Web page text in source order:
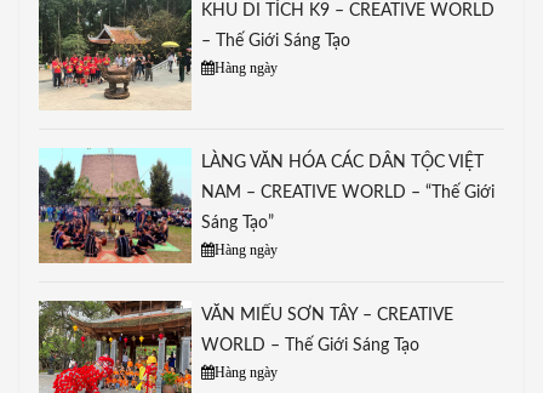
KHU DI TÍCH K9 – CREATIVE WORLD
– Thế Giới Sáng Tạo
Hàng ngày
LÀNG VĂN HÓA CÁC DÂN TỘC VIỆT
NAM – CREATIVE WORLD – “Thế Giới
Sáng Tạo”
Hàng ngày
VĂN MIẾU SƠN TÂY – CREATIVE
WORLD – Thế Giới Sáng Tạo
Hàng ngày